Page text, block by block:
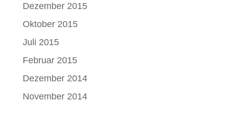
Dezember 2015
Oktober 2015
Juli 2015
Februar 2015
Dezember 2014
November 2014